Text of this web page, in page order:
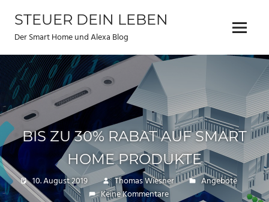
Inhalt
springen
STEUER DEIN LEBEN
Der Smart Home und Alexa Blog Menu
BIS ZU 30% RABAT AUF SMART
HOME PRODUKTE
10. August 2019 Thomas Wiesner
Angebote
Keine Kommentare